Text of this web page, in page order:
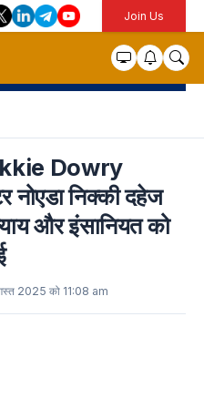
Join Us
Dowry
निक्की दहेज
और इंसानियत को
2025 को 11:08 am